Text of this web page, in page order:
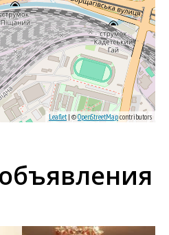
Leaflet| ©OpenStreetMapcontributors